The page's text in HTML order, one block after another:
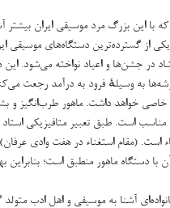
با این بزرگ مرد موسیقی ایران بیشتر
در جشن‌ها و اعیاد نواخته می‌شود.
به وسیلهٔ فرود به درآمد رجعت
خاصی خواهد داشت. ماهور
است. طبق تعبیر متافیزیکی استاد
است. (مقام استغناء در هفت وادی عرفان)
دستگاه ماهور منطبق است؛ بنابراین
کمال‌السلطنه در سال ۱۲۸۱ خورشیدی در خانواده‌ای